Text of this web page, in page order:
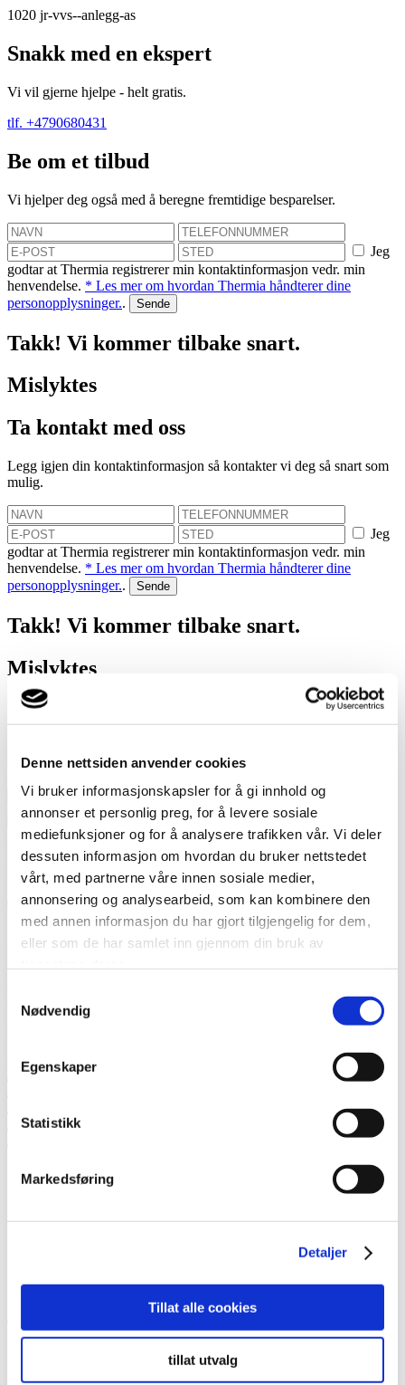
Denne nettsiden anvender cookies
Vi bruker informasjonskapsler for å gi innhold og
annonser et personlig preg, for å levere sosiale
mediefunksjoner og for å analysere trafikken vår. Vi deler
dessuten informasjon om hvordan du bruker nettstedet
vårt, med partnerne våre innen sosiale medier,
annonsering og analysearbeid, som kan kombinere den
med annen informasjon du har gjort tilgjengelig for dem,
eller som de har samlet inn gjennom din bruk av
Nødvendig
Egenskaper
Statistikk
Markedsføring
Detaljer
Tillat alle cookies
tillat utvalg
1020 jr-vvs--anlegg-as
Snakk med en ekspert
Vi vil gjerne hjelpe - helt gratis.
tlf. +4790680431
Be om et tilbud
Vi hjelper deg også med å beregne fremtidige besparelser.
Jeg
godtar at Thermia registrerer min kontaktinformasjon vedr. min
henvendelse. * Les mer om hvordan Thermia håndterer dine
personopplysninger..
Takk! Vi kommer tilbake snart.
Mislyktes
Ta kontakt med oss
Legg igjen din kontaktinformasjon så kontakter vi deg så snart som
mulig.
Jeg
godtar at Thermia registrerer min kontaktinformasjon vedr. min
henvendelse. * Les mer om hvordan Thermia håndterer dine
personopplysninger..
Takk! Vi kommer tilbake snart.
Mislyktes
Bestill et hjemmebesøk
varmepumpe!
godtar at Thermia registrerer min kontaktinformasjon vedr. min
henvendelse.* Les mer om hvordan Thermia håndterer dine
personopplysninger.
Takk! Vi kommer tilbake snart.
Mislyktes
tlf. +4790680431
Snakk med en ekspert
Bestill et hjemmebesøk
Snakk med en ekspert
Ta kontakt med oss